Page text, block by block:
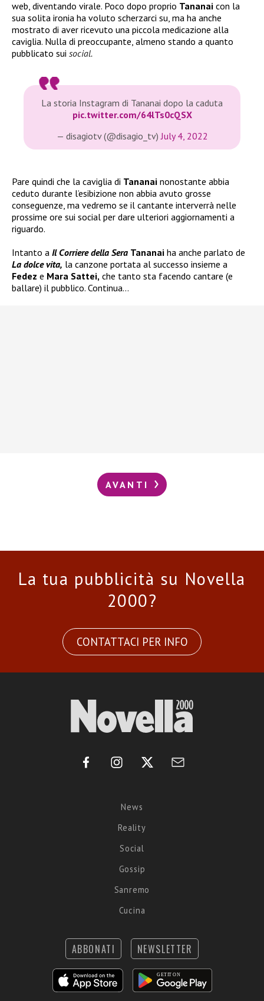
web, diventando virale. Poco dopo proprio Tananai con la
sua solita ironia ha voluto scherzarci su, ma ha anche
mostrato di aver ricevuto una piccola medicazione alla
caviglia. Nulla di preoccupante, almeno stando a quanto
pubblicato sui social.
La storia Instagram di Tananai dopo la caduta
pic.twitter.com/64lTs0cQSX
— disagiotv (@disagio_tv)July 4, 2022
Pare quindi che la caviglia di Tananai nonostante abbia
ceduto durante l’esibizione non abbia avuto grosse
conseguenze, ma vedremo se il cantante interverrà nelle
prossime ore sui social per dare ulteriori aggiornamenti a
riguardo.
Intanto a Il Corriere della Sera Tananai ha anche parlato de
La dolce vita, la canzone portata al successo insieme a
Fedez e Mara Sattei, che tanto sta facendo cantare (e
ballare) il pubblico. Continua…
AVANTI
La tua pubblicità su Novella
2000?
CONTATTACI PER INFO
News
Reality
Social
Gossip
Sanremo
Cucina
ABBONATI NEWSLETTER